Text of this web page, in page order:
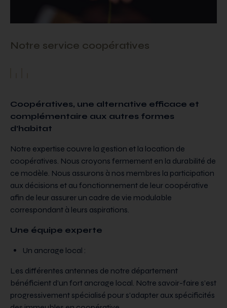
Notre service coopératives
Coopératives, une alternative efficace et
complémentaire aux autres formes
d’habitat
Notre expertise couvre la gestion et la location de
coopératives. Nous croyons fermement en la durabilité de
ce modèle. Nous assurons à nos membres la participation
aux décisions et au fonctionnement de leur coopérative
afin de leur assurer un cadre de vie modulable
correspondant à leurs aspirations.
Une équipe experte
Un ancrage local :
Les différentes antennes de notre département
bénéficient d’un fort ancrage local. Notre savoir-faire s’est
progressivement spécialisé pour s’adapter aux spécificités